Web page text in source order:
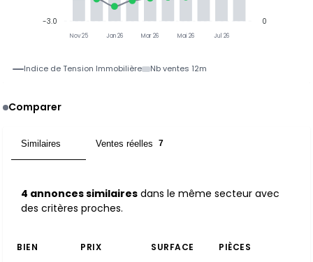
Nov 25 Jan 26 Mar 26 Mai 26 Jul 26
0
-3.0
Indice de Tension Immobilière Nb ventes 12m
Comparer
Similaires Ventes réelles 7
4 annonces similaires dans le même secteur avec
des critères proches.
BIEN PRIX SURFACE
PIÈCES